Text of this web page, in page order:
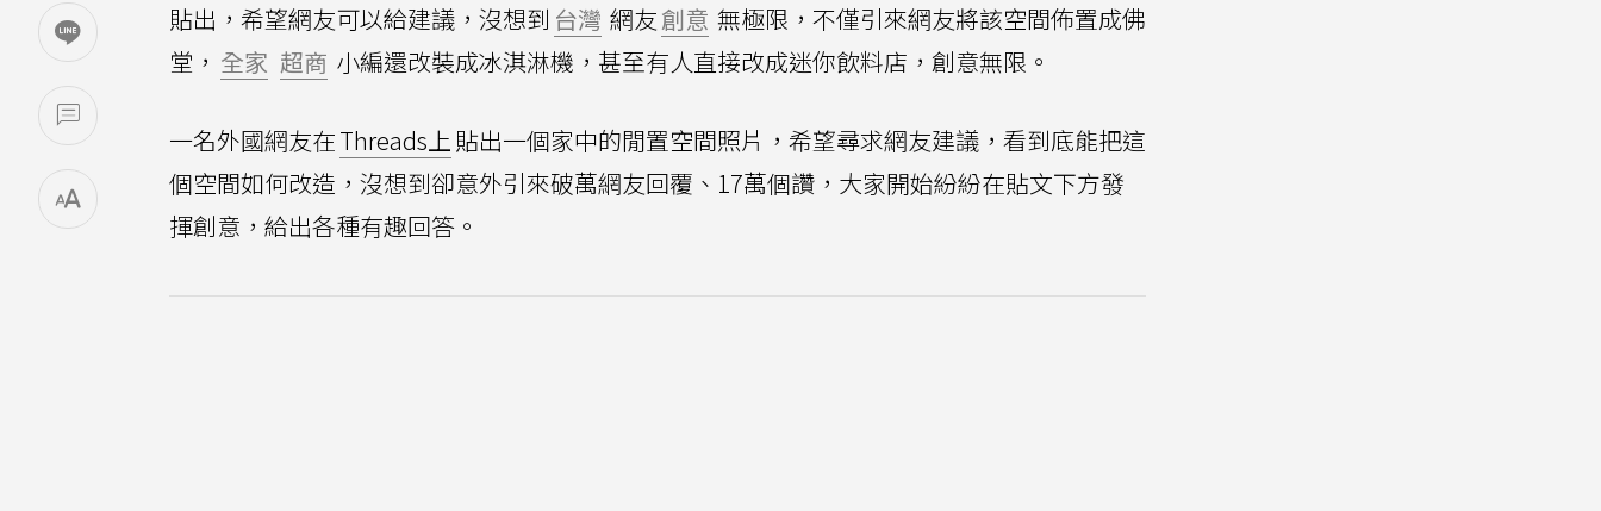
貼出，希望網友可以給建議，沒想到 台灣 網友創意 無極限，不僅引來網友將該空間佈置成佛
堂， 全家 超商 小編還改裝成冰淇淋機，甚至有人直接改成迷你飲料店，創意無限。
一名外國網友在Threads上 貼出一個家中的閒置空間照片，希望尋求網友建議，看到底能把這
個空間如何改造，沒想到卻意外引來破萬網友回覆、17萬個讚，大家開始紛紛在貼文下方發
揮創意，給出各種有趣回答。